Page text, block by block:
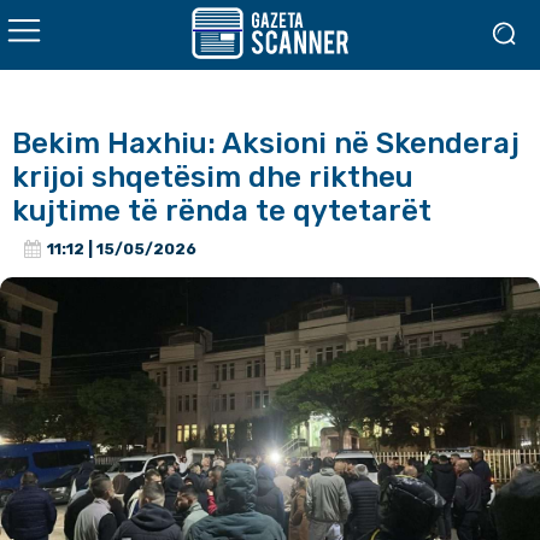
Bekim Haxhiu: Aksioni në Skenderaj
krijoi shqetësim dhe riktheu
kujtime të rënda te qytetarët
11:12 | 15/05/2026